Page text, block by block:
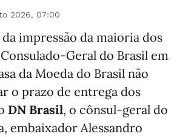
2026, 07:00
impressão da maioria dos
Geral do Brasil em
da Moeda do Brasil não
o prazo de entrega dos
DN Brasil, o cônsul-geral do
embaixador Alessandro